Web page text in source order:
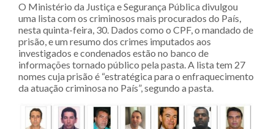
O Ministério da Justiça e Segurança Pública divulgou
uma lista com os criminosos mais procurados do País,
nesta quinta-feira, 30. Dados como o CPF, o mandado de
prisão, e um resumo dos crimes imputados aos
investigados e condenados estão no banco de
informações tornado público pela pasta. A lista tem 27
nomes cuja prisão é “estratégica para o enfraquecimento
da atuação criminosa no País”, segundo a pasta.